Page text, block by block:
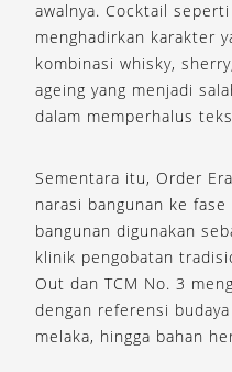
awalnya. Cocktail
menghadirkan karakter
kombinasi whisky,
ageing yang menjadi
dalam memperhalus
Sementara itu, Order
narasi bangunan ke
bangunan digunakan
klinik pengobatan
Out dan TCM No. 3
dengan referensi
melaka, hingga bahan